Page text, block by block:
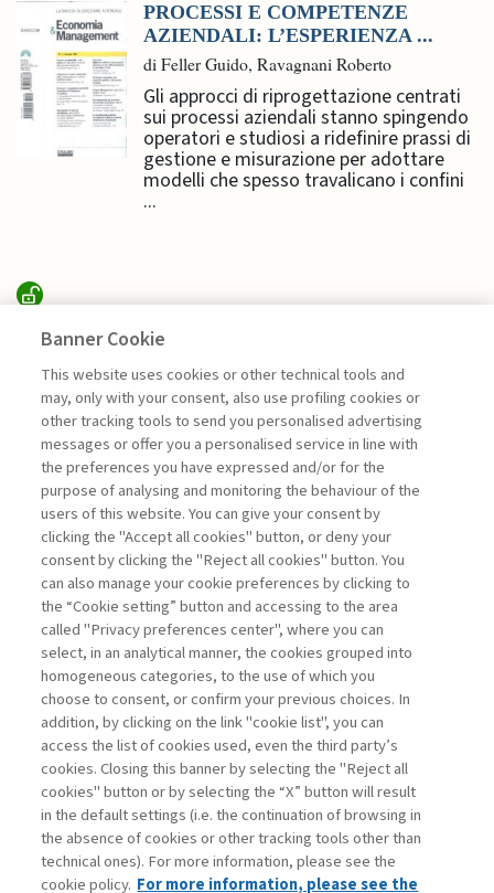
PROCESSI E COMPETENZE
AZIENDALI: L’ESPERIENZA ...
di Feller Guido, Ravagnani Roberto
Gli approcci di riprogettazione centrati
sui processi aziendali stanno spingendo
operatori e studiosi a ridefinire prassi di
gestione e misurazione per adottare
modelli che spesso travalicano i confini
...
INTERVENTI &
INTERVISTE
PIÙ FIDUCIA, PIÙ FUTURO
di Redazione E&M
La consultazione dei libri è riservata esclusivamente
agli abbonati Premium
Legenda: Accedi Per registrati Per abbonati
Contatti
Abbonamenti
Archivio rubriche
Banner Cookie
This website uses cookies or other technical tools and
may, only with your consent, also use profiling cookies or
other tracking tools to send you personalised advertising
messages or offer you a personalised service in line with
the preferences you have expressed and/or for the
purpose of analysing and monitoring the behaviour of the
users of this website. You can give your consent by
clicking the "Accept all cookies" button, or deny your
consent by clicking the "Reject all cookies" button. You
can also manage your cookie preferences by clicking to
the “Cookie setting” button and accessing to the area
called "Privacy preferences center", where you can
select, in an analytical manner, the cookies grouped into
homogeneous categories, to the use of which you
choose to consent, or confirm your previous choices. In
addition, by clicking on the link "cookie list", you can
access the list of cookies used, even the third party’s
cookies. Closing this banner by selecting the "Reject all
cookies" button or by selecting the “X” button will result
in the default settings (i.e. the continuation of browsing in
the absence of cookies or other tracking tools other than
technical ones). For more information, please see the
cookie policy. For more information, please see the